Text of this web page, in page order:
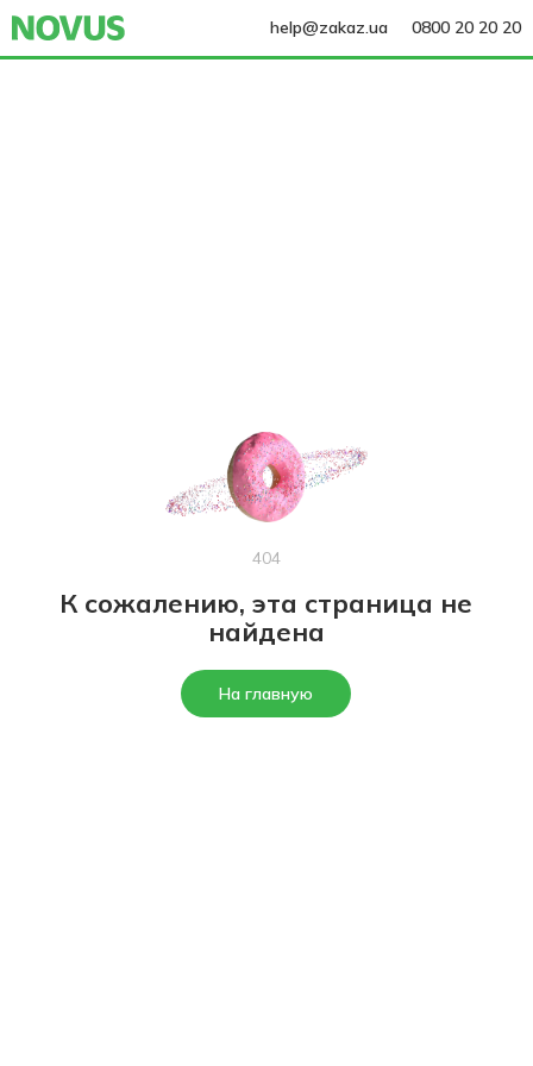
help@zakaz.ua 0800 20 20 20
404
К сожалению, эта страница не
найдена
На главную